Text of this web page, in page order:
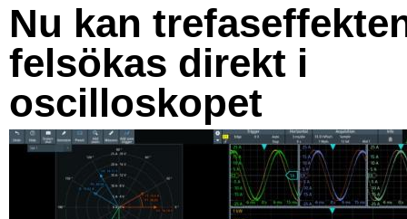
Nu kan
felsökas direkt i
oscilloskopet